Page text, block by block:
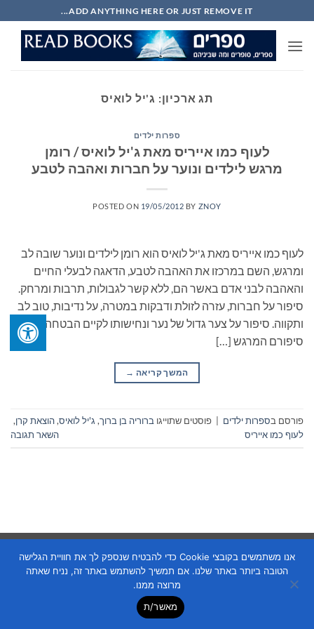
to
content
ADD ANYTHING HERE OR JUST REMOVE IT...
תג ארכיון: ג'יל לואיס
ספרות ילדים
לעוף כמו אייריס מאת ג'יל לואיס / רומן
מרגש לילדים ונוער על חברות ואהבה לטבע
POSTED ON 19/05/2012 BY ZNOY
לעוף כמו אייריס מאת ג'יל לואיס הוא רומן לילדים ונוער שובה לב
ומרגש, השם במרכזו את האהבה לטבע, הדאגה לבעלי החיים
והאהבה לבני אדם באשר הם, ללא קשר לגבולות, תרבות ומרחק.
סיפור על חברות, עזרה לזולת ודבקות במטרה, על נדיבות, טוב לב
ותקווה. סיפור על צער גדול של נער ונחישותו לקיים הבטחה. זהו
סיפורם המרגש […]
המשך קריאה →
פורסם בספרות ילדים פוסטים שתוייגו ברוריה בן ברוך, ג'יל לואיס,הוצאת קרן,
לעוף כמו אייריס
השאר תגובה
אנו משתמשים בקובצי Cookie כדי להבטיח שנספק לך את חוויית הגלישה
הטובה ביותר באתר שלנו. אם תמשיך להשתמש באתר זה, נניח שאתה
מרוצה ממנו.
מאשר/ת